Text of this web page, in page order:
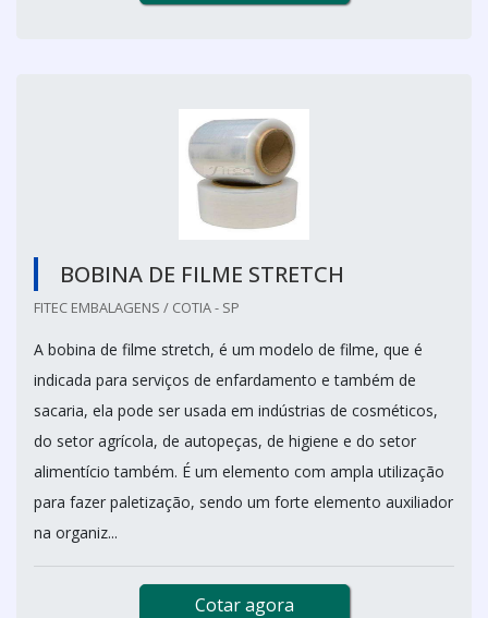
BOBINA DE FILME STRETCH
FITEC EMBALAGENS / COTIA - SP
A bobina de filme stretch, é um modelo de filme, que é
indicada para serviços de enfardamento e também de
sacaria, ela pode ser usada em indústrias de cosméticos,
do setor agrícola, de autopeças, de higiene e do setor
alimentício também. É um elemento com ampla utilização
para fazer paletização, sendo um forte elemento auxiliador
na organiz...
Cotar agora